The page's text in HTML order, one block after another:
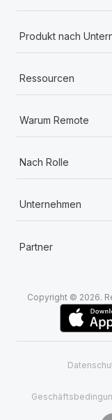
Produkt nach
Ressourcen
Warum Remote
Nach Rolle
Unternehmen
Partner
Copyright © 2026.